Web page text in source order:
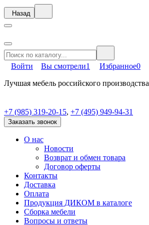
Назад
Войти Вы смотрели1 Избранное0
Лучшая мебель российского производства
+7 (985) 319-20-15, +7 (495) 949-94-31
Заказать звонок
О нас
Новости
Возврат и обмен товара
Договор оферты
Контакты
Доставка
Оплата
Продукция ДИКОМ в каталоге
Сборка мебели
Вопросы и ответы